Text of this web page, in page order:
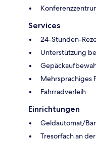
Services
24-Stunden-
Unterstützung
Mehrsprachiges
Fahrradverleih
Einrichtungen
Geldautomat/
Tresorfach an